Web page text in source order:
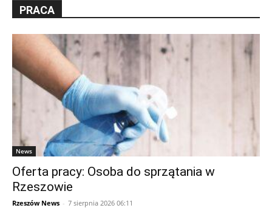
PRACA
News
Oferta pracy: Osoba do sprzątania w
Rzeszowie
Rzeszów News - 7 sierpnia 2026 06:11